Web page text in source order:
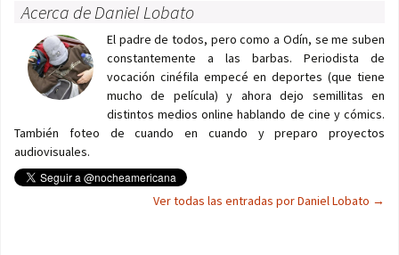
Acerca de Daniel Lobato
El padre de todos, pero como a Odín, se me suben
constantemente a las barbas. Periodista de
vocación cinéfila empecé en deportes (que tiene
mucho de película) y ahora dejo semillitas en
distintos medios online hablando de cine y cómics.
También foteo de cuando en cuando y preparo proyectos
audiovisuales.
Ver todas las entradas por Daniel Lobato →